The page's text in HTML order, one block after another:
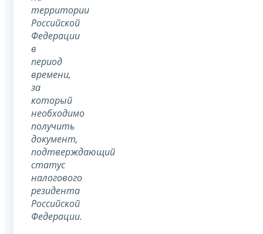
территории
Российской
Федерации
в
период
времени,
за
который
необходимо
получить
документ,
подтверждающий
статус
налогового
резидента
Российской
Федерации.